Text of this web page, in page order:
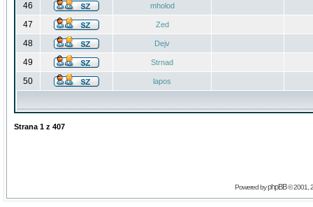
46 mholod
47 Zed
48 Dejv
49 Strnad
50 lapos
Strana 1 z 407
Powered byphpBB© 2001,